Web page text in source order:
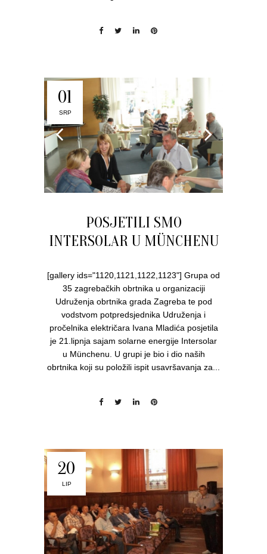
01
SRP
POSJETILI SMO
INTERSOLAR U MÜNCHENU
[gallery ids="1120,1121,1122,1123"] Grupa od
35 zagrebačkih obrtnika u organizaciji
Udruženja obrtnika grada Zagreba te pod
vodstvom potpredsjednika Udruženja i
pročelnika električara Ivana Mladića posjetila
je 21.lipnja sajam solarne energije Intersolar
u Münchenu. U grupi je bio i dio naših
obrtnika koji su položili ispit usavršavanja za...
20
LIP